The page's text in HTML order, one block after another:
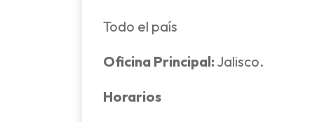
Todo el país
Oficina Principal: Jalisco.
Horarios